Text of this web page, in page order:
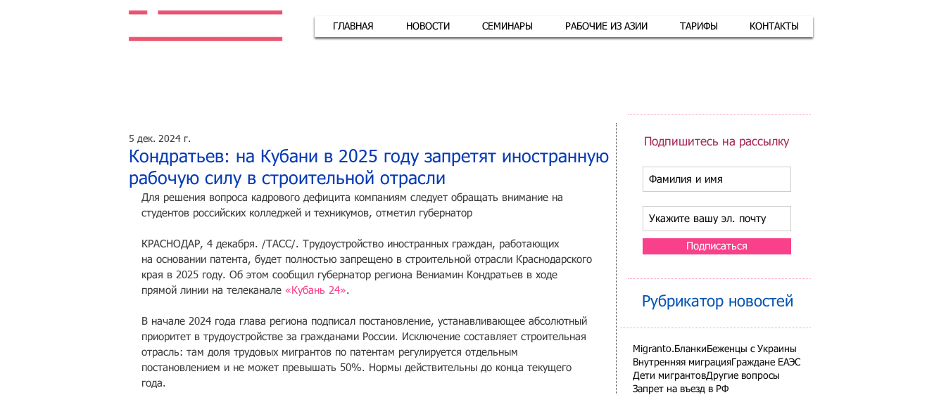
ГЛАВНАЯ НОВОСТИ СЕМИНАРЫ РАБОЧИЕ ИЗ АЗИИ ТАРИФЫ КОНТАКТЫ
Кондратьев: на Кубани в 2025 году запретят иностранную
рабочую силу в строительной отрасли
5 дек. 2024 г.
Для решения вопроса кадрового дефицита компаниям следует обращать внимание на
студентов российских колледжей и техникумов, отметил губернатор
КРАСНОДАР, 4 декабря. /ТАСС/. Трудоустройство иностранных граждан, работающих
на основании патента, будет полностью запрещено в строительной отрасли Краснодарского
края в 2025 году. Об этом сообщил губернатор региона Вениамин Кондратьев в ходе
прямой линии на телеканале «Кубань 24».
В начале 2024 года глава региона подписал постановление, устанавливающее абсолютный
приоритет в трудоустройстве за гражданами России. Исключение составляет строительная
отрасль: там доля трудовых мигрантов по патентам регулируется отдельным
постановлением и не может превышать 50%. Нормы действительны до конца текущего
года.
Подпишитесь на рассылку
Подписаться
Рубрикатор новостей
Migranto.Бланки Беженцы с Украины
Внутренняя миграция Граждане ЕАЭС
Дети мигрантовДругие вопросы
Запрет на въезд в РФ